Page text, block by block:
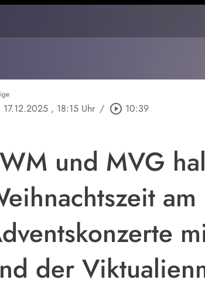
, 18:15 Uhr / play_circle_outline 10:39
und MVG
der